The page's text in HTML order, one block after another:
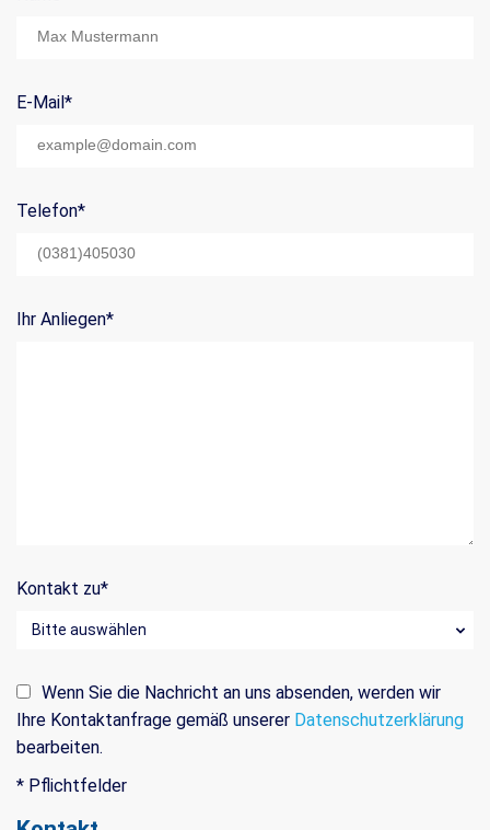
Mail Title:
E-Mail*
Telefon*
Ihr Anliegen*
Kontakt zu*
Wenn Sie die Nachricht an uns absenden, werden wir
Ihre Kontaktanfrage gemäß unserer Datenschutzerklärung
bearbeiten.
* Pflichtfelder